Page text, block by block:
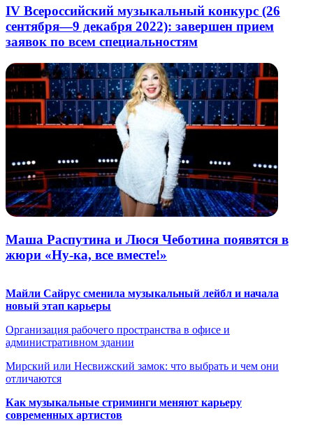
IV Всероссийский музыкальный конкурс (26
сентября—9 декабря 2022): завершен прием
заявок по всем специальностям
Маша Распутина и Люся Чеботина появятся в
жюри «Ну-ка, все вместе!»
Майли Сайрус сменила музыкальный лейбл и начала
новый этап карьеры
Организация рабочего пространства в офисе и
административном здании
Мирский или Несвижский замок: что выбрать и чем они
отличаются
Как музыкальные стриминги меняют карьеру
современных артистов